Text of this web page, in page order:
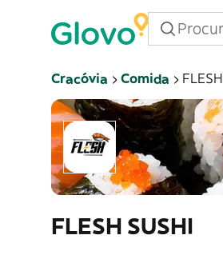
Cracóvia Comida
FLESH SUSHI